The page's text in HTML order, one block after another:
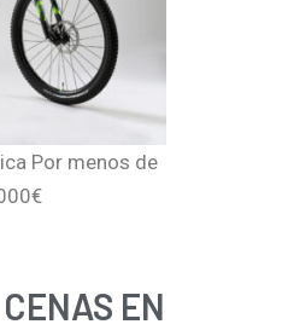
Por menos de
EN